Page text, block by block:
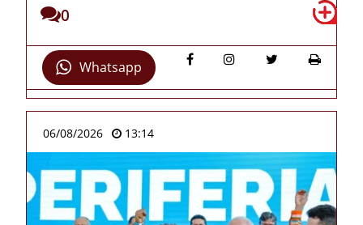
0
Whatsapp
06/08/2026 13:14